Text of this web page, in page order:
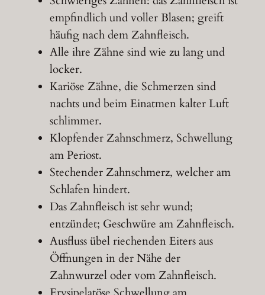
empfindlich und voller Blasen; greift
häufig nach dem Zahnfleisch.
Alle ihre Zähne sind wie zu lang und
locker.
Kariöse Zähne, die Schmerzen sind
nachts und beim Einatmen kalter Luft
schlimmer.
Klopfender Zahnschmerz, Schwellung
am Periost.
Stechender Zahnschmerz, welcher am
Schlafen hindert.
Das Zahnfleisch ist sehr wund;
entzündet; Geschwüre am Zahnfleisch.
Ausfluss übel riechenden Eiters aus
Öffnungen in der Nähe der
Zahnwurzel oder vom Zahnfleisch.